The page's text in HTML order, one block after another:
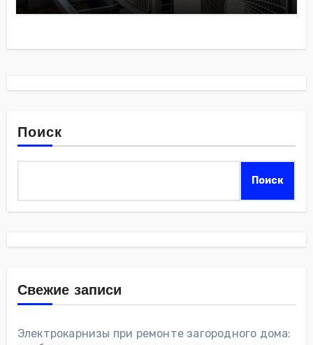
Поиск
Поиск
Свежие записи
Электрокарнизы при ремонте загородного дома: